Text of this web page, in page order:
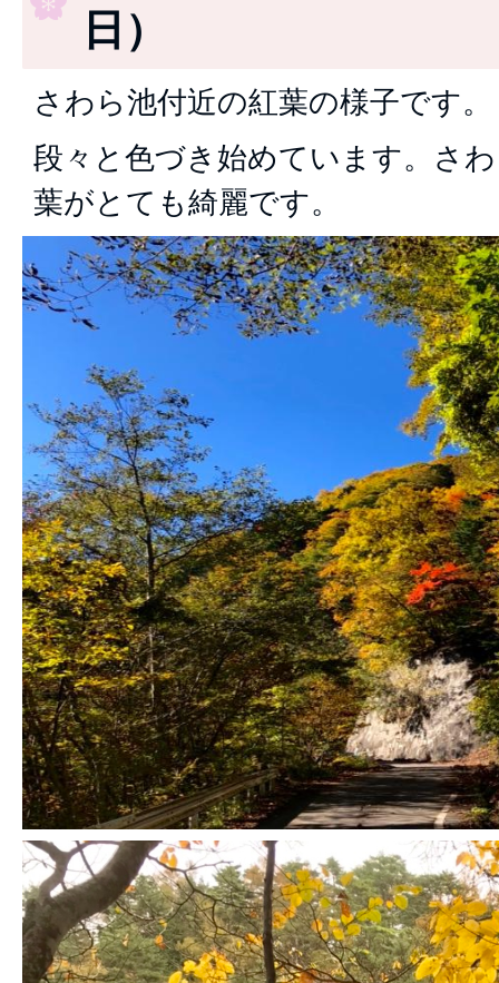
日）
さわら池付近の紅葉の様子です。
段々と色づき始めています。さ
葉がとても綺麗です。